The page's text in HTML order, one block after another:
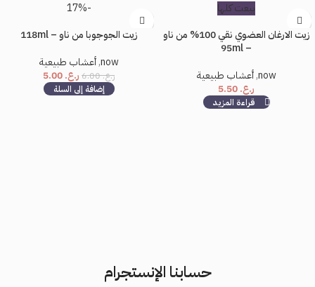
بيعت كلها
زيت الارغان العضوي نقي 100% من ناو
– 95ml
now
,أعشاب طبيعية
ر.ع.
قراءة المزيد
-17%
زيت الجوجوبا من ناو – 118ml
now
,أعشاب طبيعية
ر.ع.6.00 ر.ع.
إضافة إلى السلة
حسابنا الإنستجرام